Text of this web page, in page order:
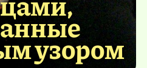
узором